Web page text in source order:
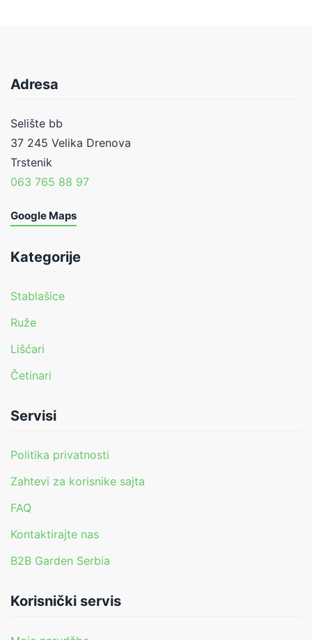
Adresa
Selište bb
37 245 Velika Drenova
Trstenik
063 765 88 97
Google Maps
Kategorije
Stablašice
Ruže
Lišćari
Četinari
Servisi
Politika privatnosti
Zahtevi za korisnike sajta
FAQ
Kontaktirajte nas
B2B Garden Serbia
Korisnički servis